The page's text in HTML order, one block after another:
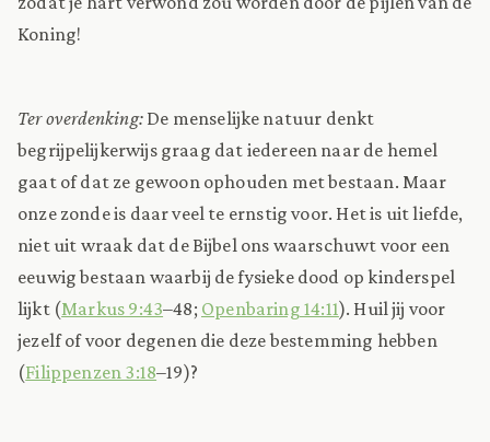
Koning!
Ter overdenking:De menselijke natuur denkt
begrijpelijkerwijs graag dat iedereen naar de hemel
gaat of dat ze gewoon ophouden met bestaan. Maar
onze zonde is daar veel te ernstig voor. Het is uit liefde,
niet uit wraak dat de Bijbel ons waarschuwt voor een
eeuwig bestaan waarbij de fysieke dood op kinderspel
lijkt (Markus 9:43–48; Openbaring 14:11). Huil jij voor
jezelf of voor degenen die deze bestemming hebben
(Filippenzen 3:18–19)?